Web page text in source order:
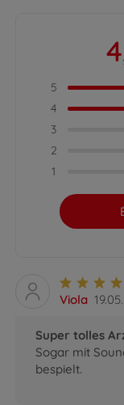
Viola
Super tolles
Sogar mit
bespielt.
5
4
3
2
1